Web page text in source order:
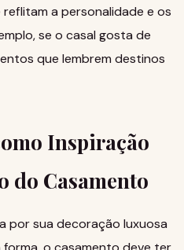
a personalidade e os
se o casal gosta de
que lembrem destinos
Inspiração
do Casamento
por sua decoração luxuosa